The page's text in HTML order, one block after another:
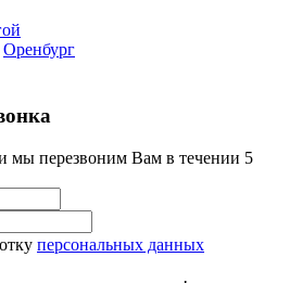
Оренбург
мы перезвоним Вам в течении 5
персональных данных